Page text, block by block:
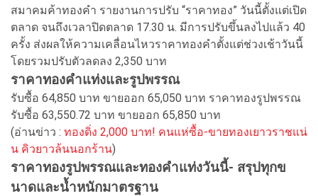
สมาคมค้าทองคำ รายงานการปรับ “ราคาทอง” วันนี้ตั้งแต่เปิด
ตลาด จนถึงเวลาปิดตลาด 17.30 น. มีการปรับขึ้นลงไปแล้ว 40
ครั้ง ส่งผลให้ความเคลื่อนไหวราคาทองคำตั้งแต่ช่วงเช้าวันนี้
โดยรวมปรับตัวลดลง 2,350 บาท
ราคาทองคำแท่งและรูปพรรณ
รับซื้อ 64,850 บาท ขายออก 65,050 บาท ราคาทองรูปพรรณ
รับซื้อ 63,550.72 บาท ขายออก 65,850 บาท
(อ่านข่าว : ทองดิ่ง 2,000 บาท! คนแห่ซื้อ-ขายทองเยาวราชแน่
น คิวยาวล้นนอกร้าน)
ราคาทองรูปพรรณและทองคำแท่งวันนี้- สรุปทุกข
นาดและน้ำหนักมาตรฐาน